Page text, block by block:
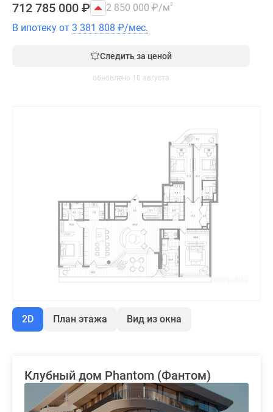
712 785 000 ₽ 2 850 000 ₽/м2
В ипотеку от 3 381 808 ₽/мес.
Следить за ценой
обновлено 10 августа
2D План этажа Вид из окна
Клубный дом Phantom (Фантом)